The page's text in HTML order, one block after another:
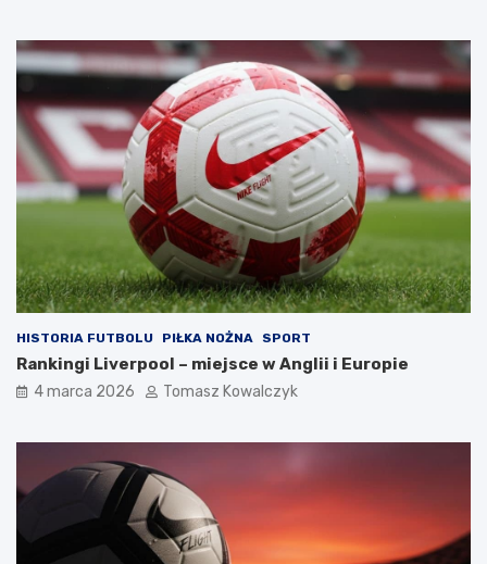
HISTORIA FUTBOLU PIŁKA NOŻNA SPORT
Rankingi Liverpool – miejsce w Anglii i Europie
4 marca 2026 Tomasz Kowalczyk